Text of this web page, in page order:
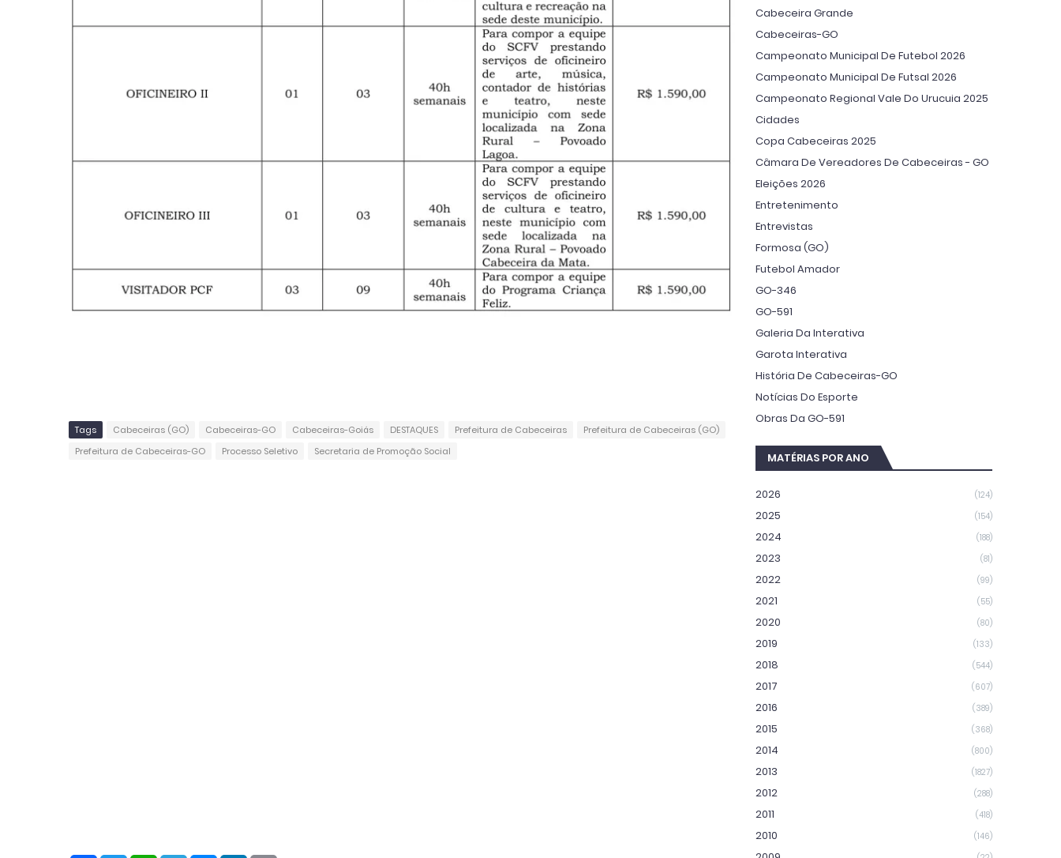
Tags Cabeceiras (GO) Cabeceiras-GO Cabeceiras-Goiás DESTAQUES Prefeitura de Cabeceiras
Prefeitura de Cabeceiras (GO)
Prefeitura de Cabeceiras-GO
Processo Seletivo Secretaria de Promoção Social
Cabeceira Grande
Cabeceiras-GO
Campeonato Municipal De Futebol 2026
Campeonato Municipal De Futsal 2026
Campeonato Regional Vale Do Urucuia 2025
Cidades
Copa Cabeceiras 2025
Câmara De Vereadores De Cabeceiras - GO
Eleições 2026
Entretenimento
Entrevistas
Formosa (GO)
Futebol Amador
GO-346
GO-591
Galeria Da Interativa
Garota Interativa
História De Cabeceiras-GO
Notícias Do Esporte
Obras Da GO-591
MATÉRIAS POR ANO
2026 (124)
2025 (154)
2024 (188)
2023 (81)
2022 (99)
2021 (55)
2020 (80)
2019 (133)
2018 (544)
2017 (607)
2016 (389)
2015 (368)
2014 (800)
2013 (1827)
2012 (288)
2011 (418)
2010 (146)